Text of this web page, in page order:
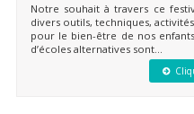
Notre souhait à travers ce
divers outils, techniques,
pour le bien-être de nos
d’écoles alternatives sont...